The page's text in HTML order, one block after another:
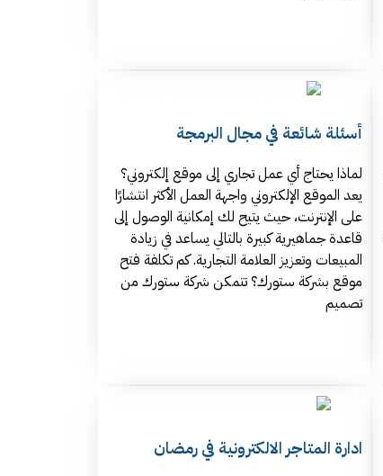
أسئلة شائعة في مجال البرمجة
لماذا يحتاج أي عمل تجاري إلى موقع إلكتروني؟
يعد الموقع الإلكتروني واجهة العمل الأكثر انتشارًا
على الإنترنت، حيث يتيح لك إمكانية الوصول إلى
قاعدة جماهيرية كبيرة بالتالي يساعد في زيادة
المبيعات وتعزيز العلامة التجارية. كم تكلفة فتح
موقع بشركة ستورك؟ تتمكن شركة ستورك من
تصميم
ادارة المتاجر الالكترونية في رمضان